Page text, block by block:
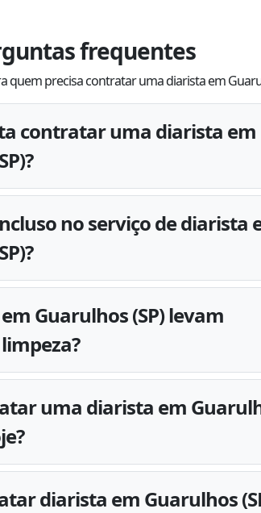
frequentes
quem precisa contratar uma diarista em
contratar uma diarista em
no serviço de diarista
Guarulhos (SP) levam
uma diarista em
diarista em Guarulhos